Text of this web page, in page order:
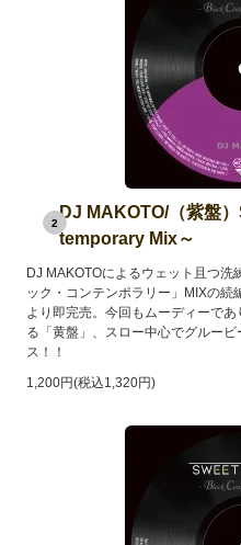
2
DJ MAKOTO/（紫盤
temporary Mix～
DJ MAKOTOによるウェット且つ洗
ック・コンテンポラリー」MIXの
より即完売。今回もムーディーで
る「黄盤」、スロー中心でグルー
ス！！
1,200円(税込1,320円)